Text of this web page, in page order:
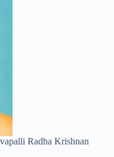
Radha Krishnan